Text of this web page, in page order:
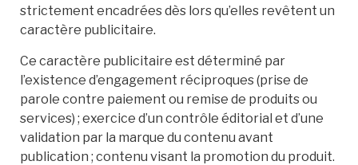
strictement encadrées dès lors qu’elles revêtent un
caractère publicitaire.
Ce caractère publicitaire est déterminé par
l’existence d’engagement réciproques (prise de
parole contre paiement ou remise de produits ou
services) ; exercice d’un contrôle éditorial et d’une
validation par la marque du contenu avant
publication ; contenu visant la promotion du produit.